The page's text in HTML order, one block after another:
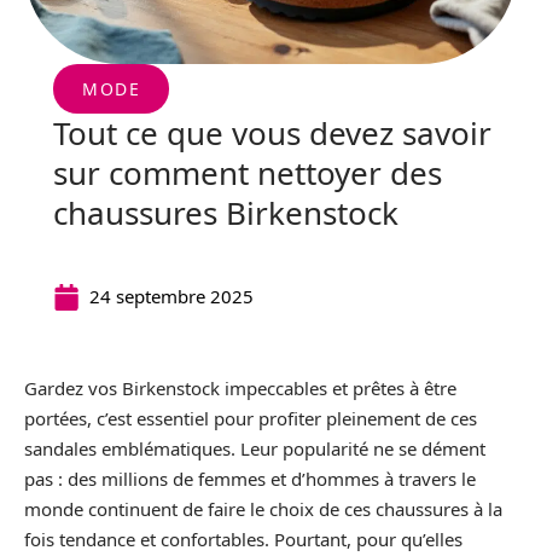
MODE
Tout ce que vous devez savoir
sur comment nettoyer des
chaussures Birkenstock
24 septembre 2025
Gardez vos Birkenstock impeccables et prêtes à être
portées, c’est essentiel pour profiter pleinement de ces
sandales emblématiques. Leur popularité ne se dément
pas : des millions de femmes et d’hommes à travers le
monde continuent de faire le choix de ces chaussures à la
fois tendance et confortables. Pourtant, pour qu’elles